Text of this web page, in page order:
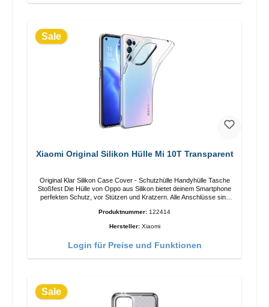
Sale
Xiaomi Original Silikon Hülle Mi 10T Transparent
Original Klar Silikon Case Cover - Schutzhülle Handyhülle Tasche
Stoßfest Die Hülle von Oppo aus Silikon bietet deinem Smartphone
perfekten Schutz, vor Stützen und Kratzern. Alle Anschlüsse sind
verwendbar Falls erforderlich, kann diese Hülle ganz einfach mit
Einfache Montage Passgenaue Aussparungen für Anschlüsse und
transparent
Produktnummer: 122414
Hersteller: Xiaomi
Login für Preise und Funktionen
Sale